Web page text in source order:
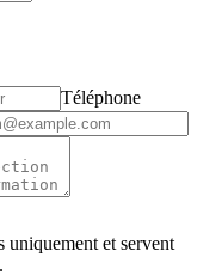
Téléphone
uniquement et servent